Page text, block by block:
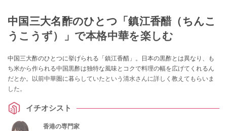
中国三大名酢のひとつ「鎮江香醋（ちんこ
うこうず）」で本格中華を楽しむ
中国三大酢のひとつに挙げられる「鎮江香醋」。日本の黒酢とは異なり、も
ち米から作られる中国黒酢は独特な風味とコクで料理の幅を広げてくれるん
だとか。以前中華圏に暮らしていたという清水さんに詳しく教えてもらいま
した。
イチオシスト
香港の専門家